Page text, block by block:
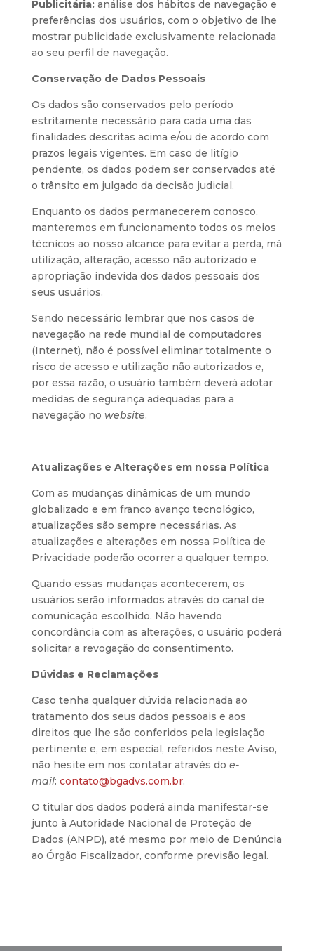
Publicitária:análise dos hábitos de navegação e
preferências dos usuários, com o objetivo de lhe
mostrar publicidade exclusivamente relacionada
ao seu perfil de navegação.
Conservação de Dados Pessoais
Os dados são conservados pelo período
estritamente necessário para cada uma das
finalidades descritas acima e/ou de acordo com
prazos legais vigentes. Em caso de litígio
pendente, os dados podem ser conservados até
o trânsito em julgado da decisão judicial.
Enquanto os dados permanecerem conosco,
manteremos em funcionamento todos os meios
técnicos ao nosso alcance para evitar a perda, má
utilização, alteração, acesso não autorizado e
apropriação indevida dos dados pessoais dos
seus usuários.
Sendo necessário lembrar que nos casos de
navegação na rede mundial de computadores
(Internet), não é possível eliminar totalmente o
risco de acesso e utilização não autorizados e,
por essa razão, o usuário também deverá adotar
medidas de segurança adequadas para a
navegação no website.
Atualizações e Alterações em nossa Política
Com as mudanças dinâmicas de um mundo
globalizado e em franco avanço tecnológico,
atualizações são sempre necessárias. As
atualizações e alterações em nossa Política de
Privacidade poderão ocorrer a qualquer tempo.
Quando essas mudanças acontecerem, os
usuários serão informados através do canal de
comunicação escolhido. Não havendo
concordância com as alterações, o usuário poderá
solicitar a revogação do consentimento.
Dúvidas e Reclamações
Caso tenha qualquer dúvida relacionada ao
tratamento dos seus dados pessoais e aos
direitos que lhe são conferidos pela legislação
pertinente e, em especial, referidos neste Aviso,
não hesite em nos contatar através do e-
mail: contato@bgadvs.com.br.
O titular dos dados poderá ainda manifestar-se
junto à Autoridade Nacional de Proteção de
Dados (ANPD), até mesmo por meio de Denúncia
ao Órgão Fiscalizador, conforme previsão legal.